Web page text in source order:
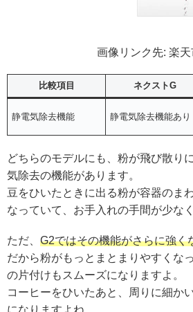
画像リンク先: 楽
比較項目 ネクストG
静電気除去機能 静電気除去機能あり
どちらのモデルにも、粉が飛び散り
気除去の機能があります。
豆をひいたときに出る粉が容器のま
なっていて、お手入れの手間が少な
ただ、 G2ではその機能がさらに強く
だから粉がもっとまとまりやすくな
の片付けもスムーズになりますよ。
コーヒーをひいたあと、周りに細か
になりますよね。